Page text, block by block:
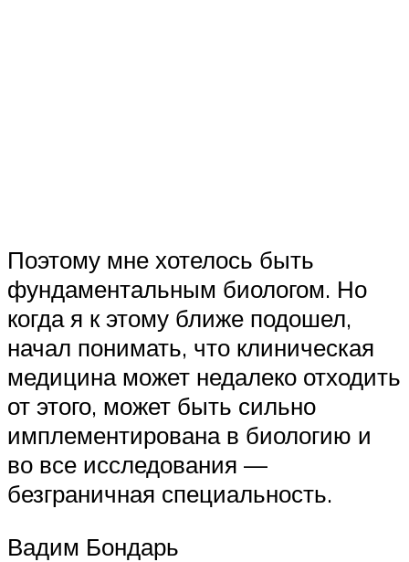
Поэтому мне хотелось быть
фундаментальным биологом. Но
когда я к этому ближе подошел,
начал понимать, что клиническая
медицина может недалеко отходить
от этого, может быть сильно
имплементирована в биологию и
во все исследования —
безграничная специальность.
Вадим Бондарь